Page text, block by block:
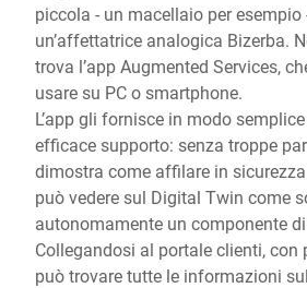
piccola - un macellaio per esempio
un’affettatrice analogica Bizerba.
trova l’app Augmented Services,
usare su PC o smartphone.
L’app gli fornisce in modo
efficace supporto: senza troppe
dimostra come affilare in
può vedere sul Digital Twin come
autonomamente un componente
Collegandosi al portale clienti,
può trovare tutte le informazioni